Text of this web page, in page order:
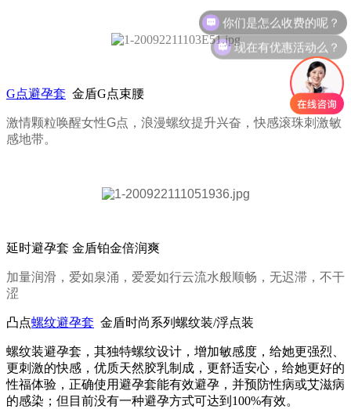
G点避孕套 金盾G点束腰
激情颗粒唤醒女性G点，浪漫螺纹提升兴奋，快感滚珠刺激敏
感地带。
延时避孕套 金盾铂金倍润爽
加量润滑，爱如泉涌，爱爱如行云流水般顺畅，无迟滞，不干
涩
凸点螺纹避孕套 金盾时尚系列螺纹装/浮点装
螺纹装避孕套，其独特螺纹设计，增加敏感度，给她更强烈、
更刺激的快感，优质天然胶乳制成，更舒适安心，给她更好的
性福体验，正确使用避孕套能有效避孕，并预防性病或艾滋病
的感染；但目前没有一种避孕方式可达到100%有效。
你们是怎么收费的呢？
现在有优惠活动么？